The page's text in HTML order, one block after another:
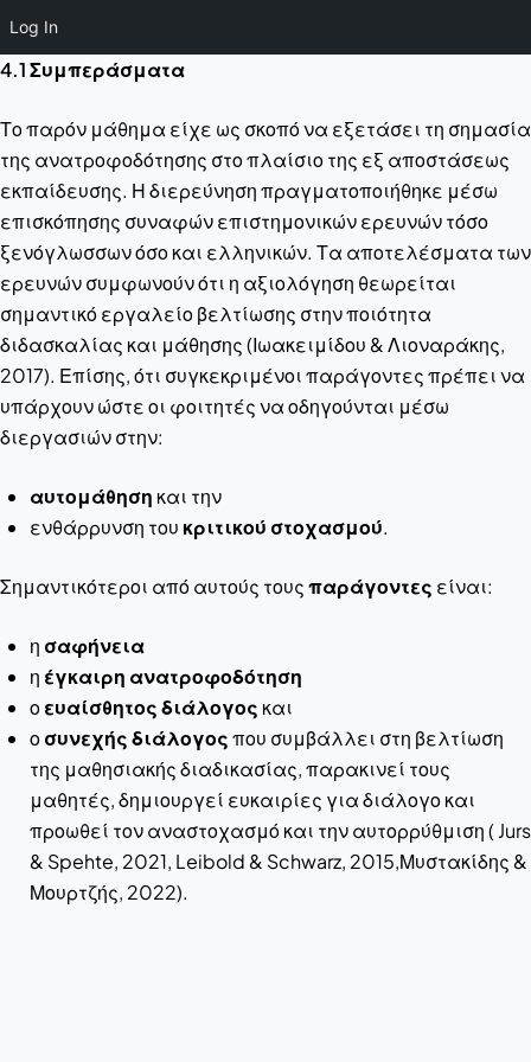
Log In
4.1 Συμπεράσματα
Το παρόν μάθημα είχε ως σκοπό να εξετάσει τη σημασία
της ανατροφοδότησης στο πλαίσιο της εξ αποστάσεως
εκπαίδευσης. Η διερεύνηση πραγματοποιήθηκε μέσω
επισκόπησης συναφών επιστημονικών ερευνών τόσο
ξενόγλωσσων όσο και ελληνικών. Τα αποτελέσματα των
ερευνών συμφωνούν ότι η αξιολόγηση θεωρείται
σημαντικό εργαλείο βελτίωσης στην ποιότητα
διδασκαλίας και μάθησης (Ιωακειμίδου & Λιοναράκης,
2017). Επίσης, ότι συγκεκριμένοι παράγοντες πρέπει να
υπάρχουν ώστε οι φοιτητές να οδηγούνται μέσω
διεργασιών στην:
αυτομάθηση και την
ενθάρρυνση του κριτικού στοχασμού.
Σημαντικότεροι από αυτούς τουςπαράγοντες είναι:
η σαφήνεια
η έγκαιρη ανατροφοδότηση
οευαίσθητος διάλογος και
οσυνεχής διάλογοςπου συμβάλλει στη βελτίωση
της μαθησιακής διαδικασίας, παρακινεί τους
μαθητές, δημιουργεί ευκαιρίες για διάλογο και
προωθεί τον αναστοχασμό και την αυτορρύθμιση ( Jurs
& Spehte, 2021, Leibold & Schwarz, 2015,Μυστακίδης &
Μουρτζής, 2022).